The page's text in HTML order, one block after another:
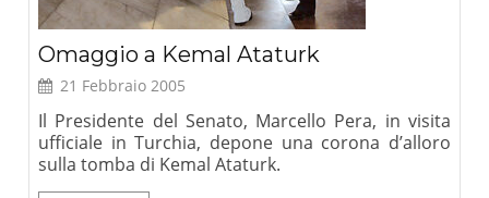
Omaggio a Kemal Ataturk
21 Febbraio 2005
Il Presidente del Senato, Marcello Pera, in visita
ufficiale in Turchia, depone una corona d’alloro
sulla tomba di Kemal Ataturk.